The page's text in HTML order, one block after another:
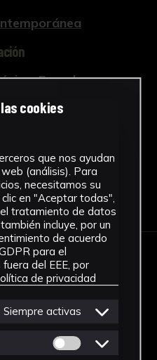
Escuela
Ficha
cookies
que nos ayudan
(análisis). Para
necesitamos su
en "Aceptar todas",
tratamiento de datos
incluye, por un
de acuerdo
para el
del EEE, por
de privacidad
Siempre activas
Permitir cookies